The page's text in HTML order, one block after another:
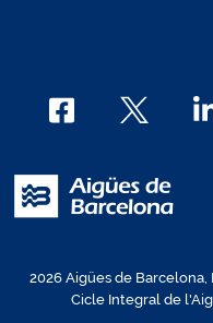
2026 Aigües de
Cicle Integral de